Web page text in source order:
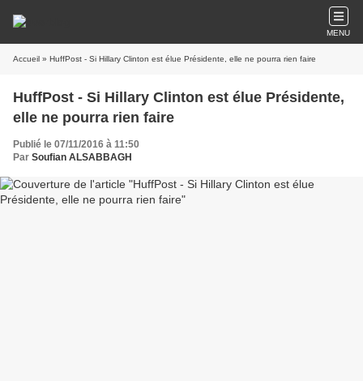
MENU
Accueil » HuffPost - Si Hillary Clinton est élue Présidente, elle ne pourra rien faire
HuffPost - Si Hillary Clinton est élue Présidente,
elle ne pourra rien faire
Publié le 07/11/2016 à 11:50
Par Soufian ALSABBAGH